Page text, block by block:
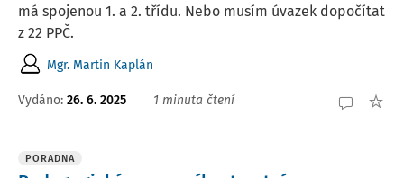
má spojenou 1. a 2. třídu. Nebo musím úvazek dopočítat
z 22 PPČ.
Mgr. Martin Kaplán
Vydáno: 26. 6. 2025 1 minuta čtení
PORADNA